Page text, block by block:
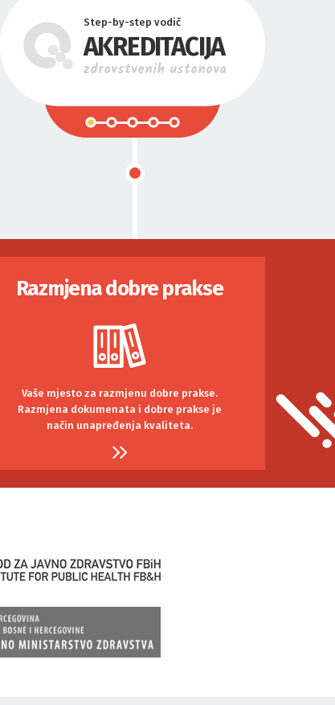
Step-by-step vodič
AKREDITACIJA
zdravstvenih ustanova
Razmjena dobre prakse
Vaše mjesto za razmjenu dobre prakse.
Razmjena dokumenata i dobre prakse je
način unapređenja kvaliteta.